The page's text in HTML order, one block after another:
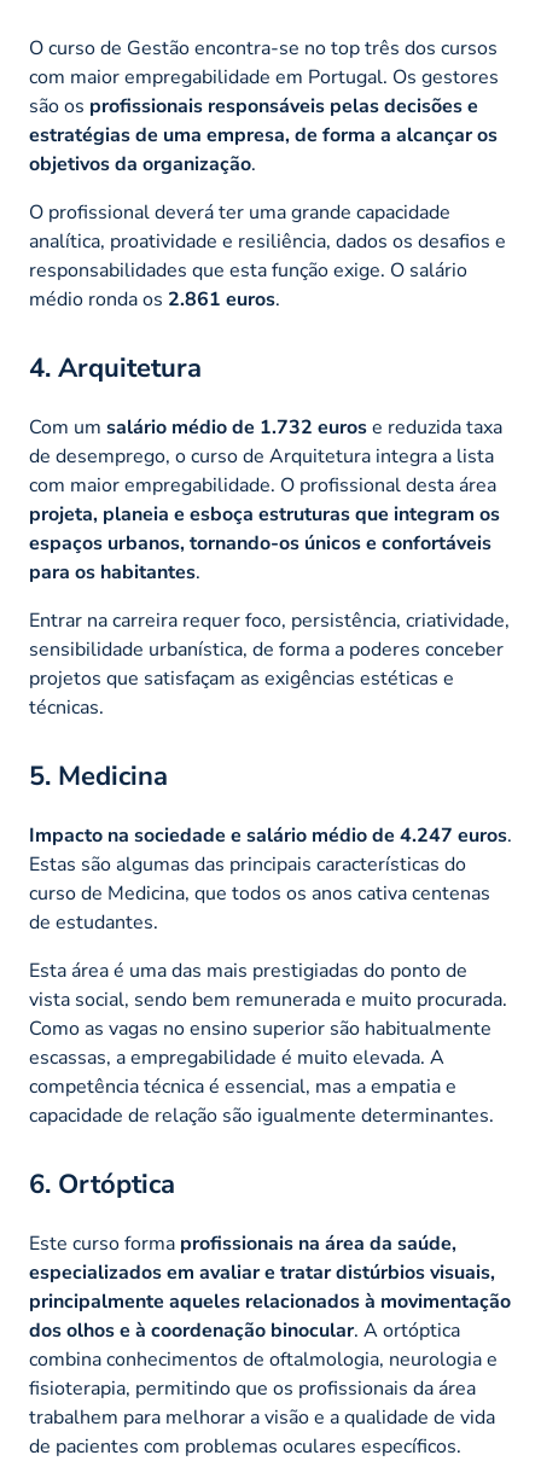
O curso de Gestão encontra-se no top três dos cursos
com maior empregabilidade em Portugal. Os gestores
são os profissionais responsáveis pelas decisões e
estratégias de uma empresa, de forma a alcançar os
objetivos da organização.
O profissional deverá ter uma grande capacidade
analítica, proatividade e resiliência, dados os desafios e
responsabilidades que esta função exige. O salário
médio ronda os 2.861 euros.
4. Arquitetura
Com um salário médio de 1.732 eurose reduzida taxa
de desemprego, o curso de Arquitetura integra a lista
com maior empregabilidade. O profissional desta área
projeta, planeia e esboça estruturas que integram os
espaços urbanos, tornando-os únicos e confortáveis
para os habitantes.
Entrar na carreira requer foco, persistência, criatividade,
sensibilidade urbanística, de forma a poderes conceber
projetos que satisfaçam as exigências estéticas e
técnicas.
5. Medicina
Impacto na sociedade e salário médio de 4.247 euros.
Estas são algumas das principais características do
curso de Medicina, que todos os anos cativa centenas
de estudantes.
Esta área é uma das mais prestigiadas do ponto de
vista social, sendo bem remunerada e muito procurada.
Como as vagas no ensino superior são habitualmente
escassas, a empregabilidade é muito elevada. A
competência técnica é essencial, mas a empatia e
capacidade de relação são igualmente determinantes.
6. Ortóptica
Este curso forma profissionais na área da saúde,
especializados em avaliar e tratar distúrbios visuais,
principalmente aqueles relacionados à movimentação
dos olhos e à coordenação binocular. A ortóptica
combina conhecimentos de oftalmologia, neurologia e
fisioterapia, permitindo que os profissionais da área
trabalhem para melhorar a visão e a qualidade de vida
de pacientes com problemas oculares específicos.